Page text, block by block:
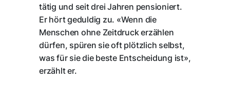
tätig und seit drei Jahren pensioniert.
Er hört geduldig zu. «Wenn die
Menschen ohne Zeitdruck erzählen
dürfen, spüren sie oft plötzlich selbst,
was für sie die beste Entscheidung ist»,
erzählt er.